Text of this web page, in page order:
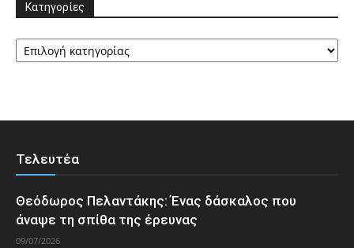
Κατηγορίες
Κατηγορίες
Τελευτέα
Θεόδωρος Πελαντάκης: Ένας δάσκαλος που
άναψε τη σπίθα της έρευνας
09/07/2026